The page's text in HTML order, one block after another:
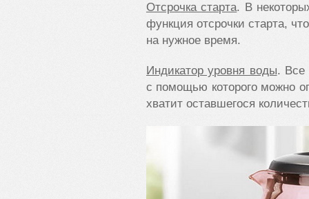
Отсрочка старта. В
функция отсрочки старта,
на нужное время.
Индикатор уровня воды. Все
с помощью которого можно
хватит оставшегося